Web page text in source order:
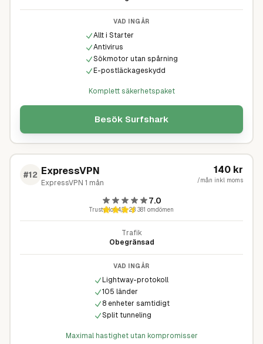
VAD INGÅR
Allt i Starter
Antivirus
Sökmotor utan spårning
E-postläckageskydd
Komplett säkerhetspaket
Besök Surfshark
#12 ExpressVPN
ExpressVPN 1 mån
140 kr
/mån inkl moms
7.0
Trustpilot4,3· 28 381 omdömen
Trafik
Obegränsad
VAD INGÅR
Lightway-protokoll
105 länder
8 enheter samtidigt
Split tunneling
Maximal hastighet utan kompromisser